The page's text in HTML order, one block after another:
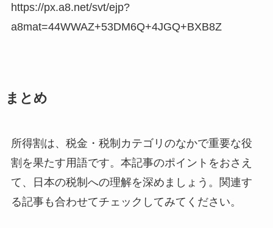
https://px.a8.net/svt/ejp?
a8mat=44WWAZ+53DM6Q+4JGQ+BXB8Z
まとめ
所得割は、税金・税制カテゴリのなかで重要な役
割を果たす用語です。本記事のポイントをおさえ
て、日本の税制への理解を深めましょう。関連す
る記事も合わせてチェックしてみてください。